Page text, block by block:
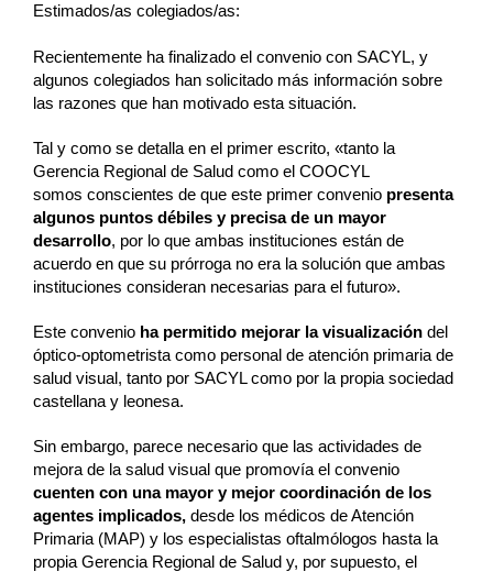
Estimados/as colegiados/as:
Recientemente ha finalizado el convenio con SACYL, y
algunos colegiados han solicitado más información sobre
las razones que han motivado esta situación.
Tal y como se detalla en el primer escrito, «tanto la
Gerencia Regional de Salud como el COOCYL
somos conscientes de que este primer convenio presenta
algunos puntos débiles y precisa de un mayor
desarrollo, por lo que ambas instituciones están de
acuerdo en que su prórroga no era la solución que ambas
instituciones consideran necesarias para el futuro».
Este convenio ha permitido mejorar la visualización del
óptico-optometrista como personal de atención primaria de
salud visual, tanto por SACYL como por la propia sociedad
castellana y leonesa.
Sin embargo, parece necesario que las actividades de
mejora de la salud visual que promovía el convenio
cuenten con una mayor y mejor coordinación de los
agentes implicados, desde los médicos de Atención
Primaria (MAP) y los especialistas oftalmólogos hasta la
propia Gerencia Regional de Salud y, por supuesto, el